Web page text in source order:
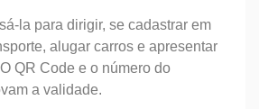
la para dirigir, se cadastrar em
alugar carros e apresentar
QR Code e o número do
a validade.